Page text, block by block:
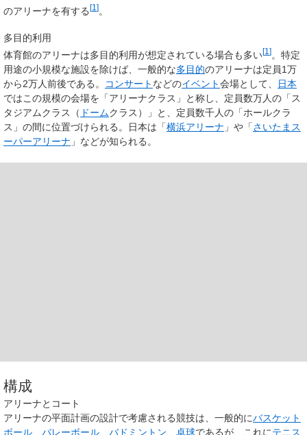
のアリーナを有する[1 ]。
多目的利用
体育館のアリーナは多目的利用が想定されている場合も多い[1 ]。特定
用途の小規模な施設を除けば、一般的な多目的のアリーナは定員1万
から2万人前後である。
コンサート などのイベント会場として、
日本
ではこの規模の会場を「アリーナクラス 」と称し、定員数万人の「ス
タジアムクラス（ ドームクラス）」と、定員数千人の「ホールクラ
ス」の間に位置づけられる。日本は「横浜アリーナ 」や「さいたまス
ーパーアリーナ 」などが知られる。
構成
アリーナとコート
アリーナの平面計画の設計で考慮される競技は、一般的にバスケット
ボール
バレーボール バドミントン 卓球であるが、これにテニス